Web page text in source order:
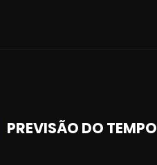
PREVISÃO DO TEMPO